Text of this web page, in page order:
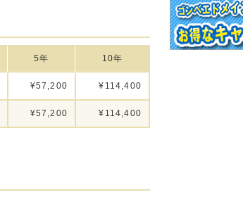
5年 10年
¥57,200 ¥114,400
¥57,200 ¥114,400